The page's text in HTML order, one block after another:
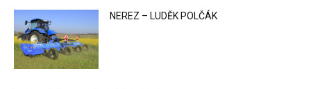
NEREZ – LUDĚK POLČÁK